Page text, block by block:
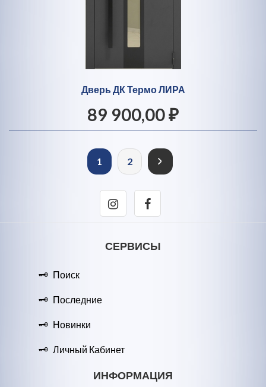
Дверь ДК Термо ЛИРА
89 900,00 ₽
1 2
СЕРВИСЫ
Поиск
Последние
Новинки
Личный Кабинет
ИНФОРМАЦИЯ